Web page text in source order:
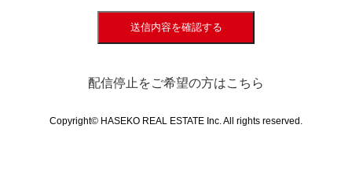
送信内容を確認する
配信停止をご希望の方はこちら
Copyright© HASEKO REAL ESTATE Inc. All rights reserved.